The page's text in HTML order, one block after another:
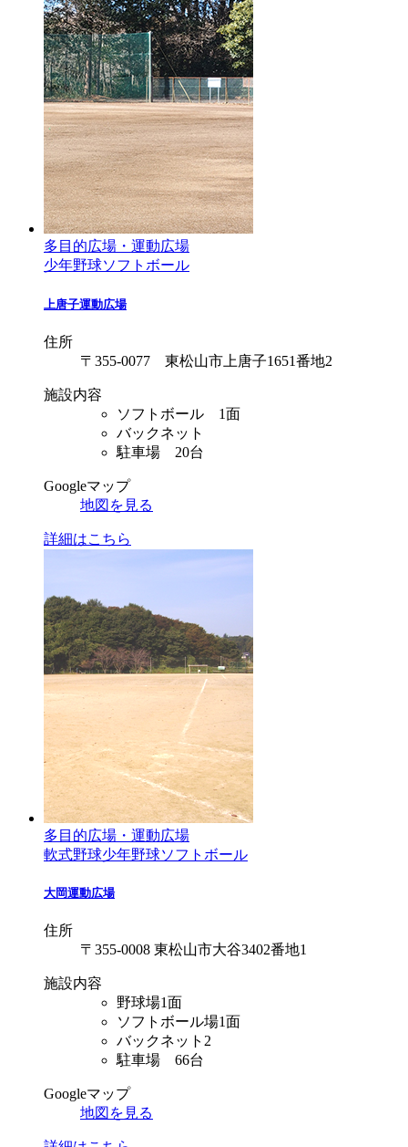
多目的広場・運動広場
少年野球ソフトボール
上唐子運動広場
住所
〒355-0077 東松山市上唐子1651番地2
施設内容
ソフトボール 1面
バックネット
駐車場 20台
Googleマップ
地図を見る
詳細はこちら
多目的広場・運動広場
軟式野球少年野球ソフトボール
大岡運動広場
住所
〒355-0008 東松山市大谷3402番地1
施設内容
野球場1面
ソフトボール場1面
バックネット2
駐車場 66台
Googleマップ
地図を見る